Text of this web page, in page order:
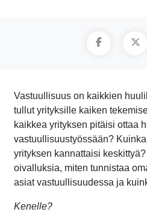
Vastuullisuus on kaikkien
tullut yrityksille kaiken
kaikkea yrityksen pitäisi ottaa
vastuullisuustyössään?
yrityksen kannattaisi
oivalluksia, miten tunnistaa
asiat vastuullisuudessa ja
Kenelle?